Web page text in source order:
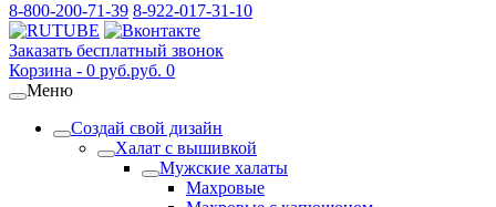
8-800-200-71-39 8-922-017-31-10
Заказать бесплатный звонок
Корзина - 0 руб.руб. 0
Меню
Создай свой дизайн
Халат с вышивкой
Мужские халаты
Махровые